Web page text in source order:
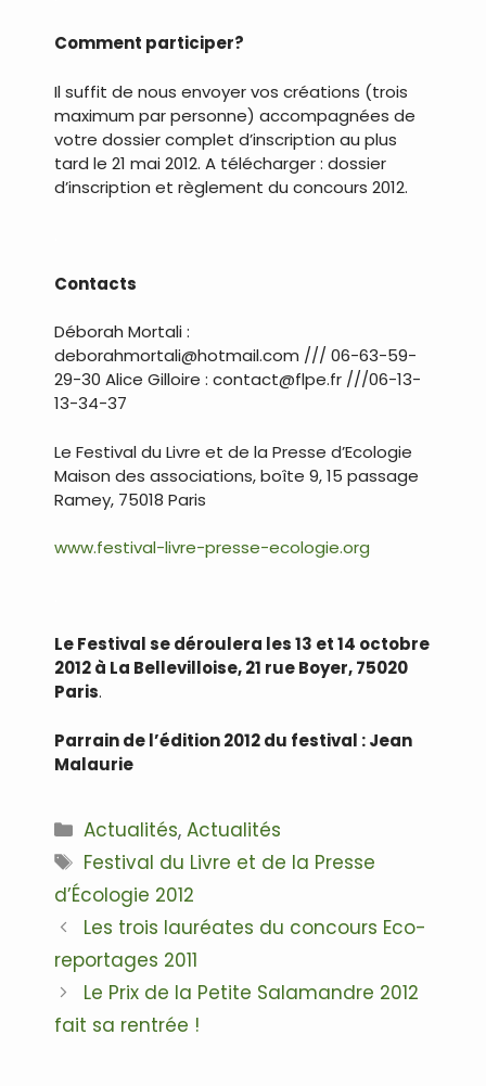
Comment participer?
Il suffit de nous envoyer vos créations (trois
maximum par personne) accompagnées de
votre dossier complet d’inscription au plus
tard le 21 mai 2012. A télécharger : dossier
d’inscription et règlement du concours 2012.
Contacts
Déborah Mortali :
deborahmortali@hotmail.com /// 06-63-59-
29-30 Alice Gilloire : contact@flpe.fr ///06-13-
13-34-37
Le Festival du Livre et de la Presse d’Ecologie
Maison des associations, boîte 9, 15 passage
Ramey, 75018 Paris
www.festival-livre-presse-ecologie.org
Le Festival se déroulera les 13 et 14 octobre
2012 à La Bellevilloise, 21 rue Boyer, 75020
Paris.
Parrain de l’édition 2012 du festival : Jean
Malaurie
Catégories
Actualités,Actualités
Étiquettes
Festival du Livre et de la Presse
d’Écologie 2012
Navigation
des
articles
Les trois lauréates du concours Eco-
reportages 2011
Le Prix de la Petite Salamandre 2012
fait sa rentrée !